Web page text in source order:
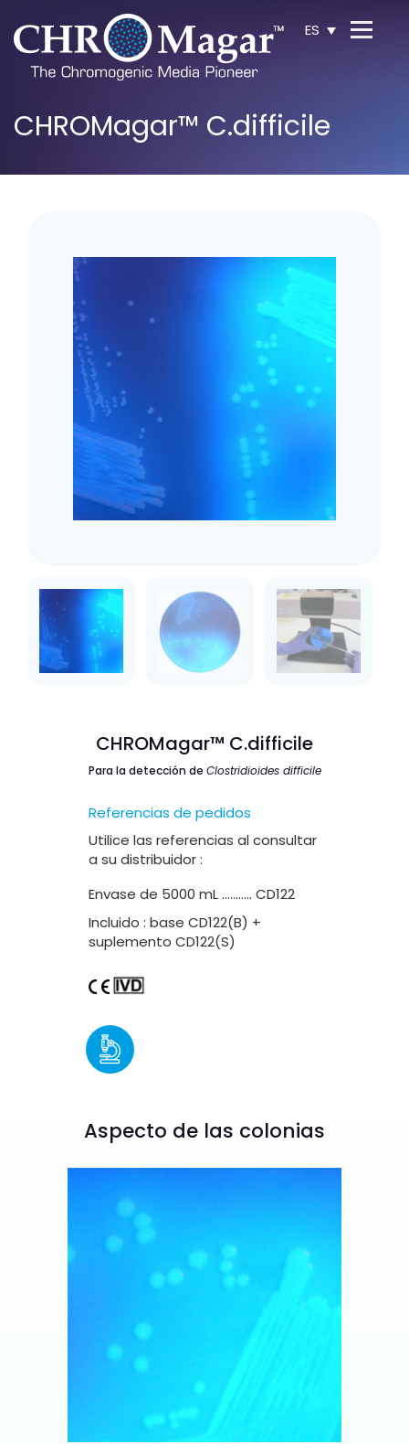
ES
CHROMagar™ C.difficile
CHROMagar™ C.difficile
Para la detección de Clostridioides difficile
Referencias de pedidos
Utilice las referencias al consultar
a su distribuidor :
Envase de 5000 mL ……….. CD122
Incluido : base CD122(B) +
suplemento CD122(S)
Aspecto de las colonias